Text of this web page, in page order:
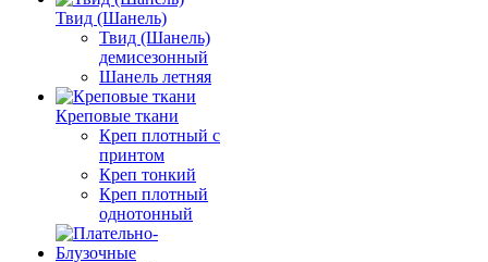
Твид (Шанель)
Твид (Шанель)
демисезонный
Шанель летняя
Креповые ткани
Креп плотный с
принтом
Креп тонкий
Креп плотный
однотонный